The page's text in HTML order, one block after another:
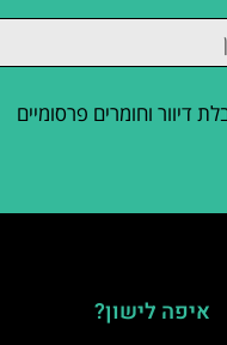
דיוור וחומרים פרסומיים
איפה לישון?